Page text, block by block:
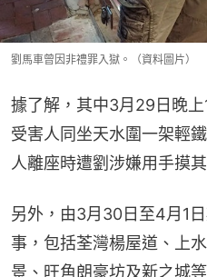
劉馬車曾因非禮罪入獄。（資料圖片）
據了解，其中3月29日晚
受害人同坐天水圍一架輕
人離座時遭劉涉嫌用手摸
另外，由3月30日至4月1
事，包括荃灣楊屋道、上
景、旺角朗豪坊及新之城